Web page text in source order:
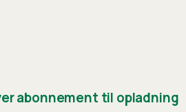
abonnement til opladning